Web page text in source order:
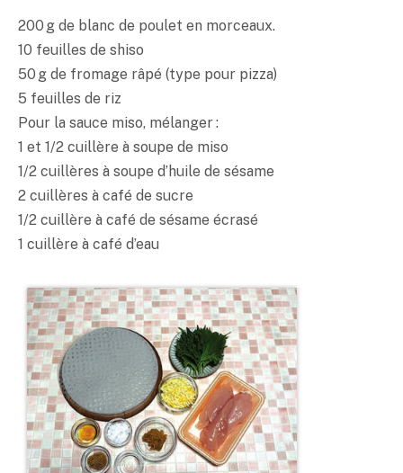
200 g de blanc de poulet en morceaux.
10 feuilles de shiso
50 g de fromage râpé (type pour pizza)
5 feuilles de riz
Pour la sauce miso, mélanger :
1 et 1/2 cuillère à soupe de miso
1/2 cuillères à soupe d’huile de sésame
2 cuillères à café de sucre
1/2 cuillère à café de sésame écrasé
1 cuillère à café d’eau